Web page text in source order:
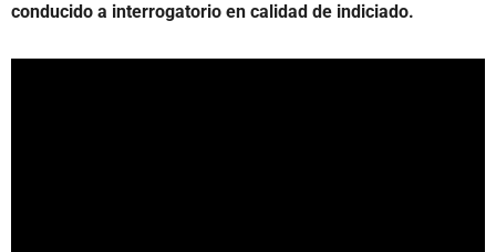
conducido a interrogatorio en calidad de indiciado.